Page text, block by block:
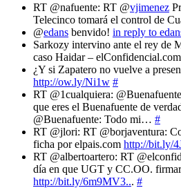
RT @nafuente: RT @vjimenez
Telecinco tomará el control de
@edans benvido! in reply to
Sarkozy intervino ante el rey de
caso Haidar – elConfidencial.com
¿Y si Zapatero no vuelve a
http://ow.ly/Ni1w #
RT @1cualquiera:
que eres el Buenafuente de
@Buenafuente: Todo mi… #
RT @jlori: RT @borjaventura:
ficha por elpais.com http://bit.ly/
RT @albertoartero: RT
día en que UGT y CC.OO.
http://bit.ly/6m9MV3... #